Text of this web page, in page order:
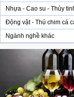
Nhựa - Cao su - Thủy
Động vật - Thú chim cá
Ngành nghề khác